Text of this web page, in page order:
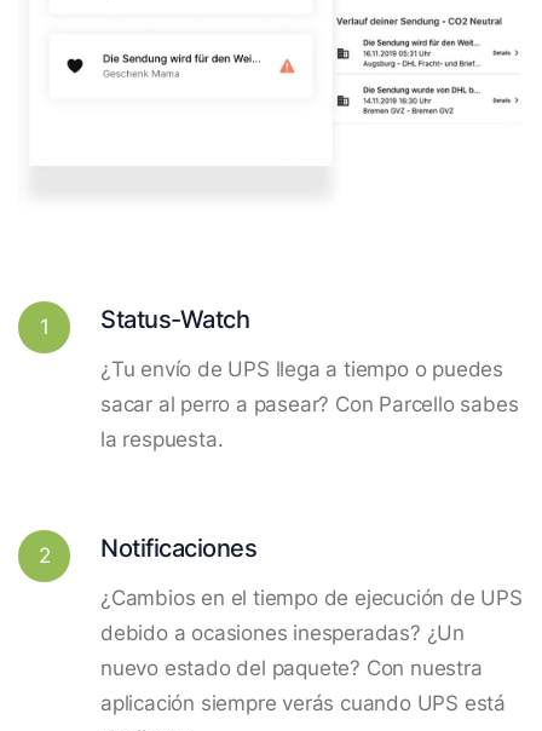
1 Status-Watch
¿Tu envío de UPS llega a tiempo o puedes
sacar al perro a pasear? Con Parcello sabes
la respuesta.
2 Notificaciones
¿Cambios en el tiempo de ejecución de UPS
debido a ocasiones inesperadas? ¿Un
nuevo estado del paquete? Con nuestra
aplicación siempre verás cuando UPS está